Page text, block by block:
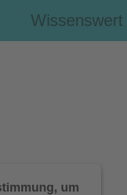
Wissenswert
um